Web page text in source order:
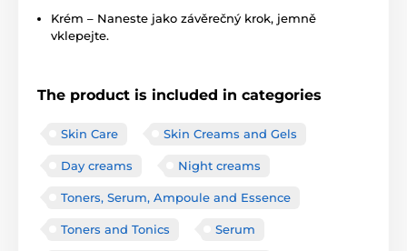
Krém – Naneste jako závěrečný krok, jemně
vklepejte.
The product is included in categories
Skin Care Skin Creams and Gels
Day creams Night creams
Toners, Serum, Ampoule and Essence
Toners and Tonics Serum